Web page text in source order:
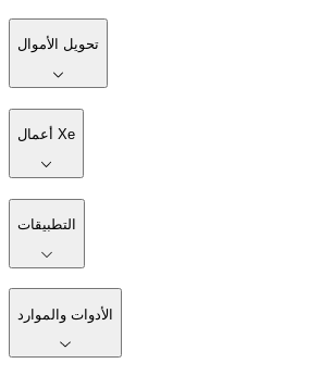
تحويل الأموال
أعمال Xe
التطبيقات
الأدوات والموارد